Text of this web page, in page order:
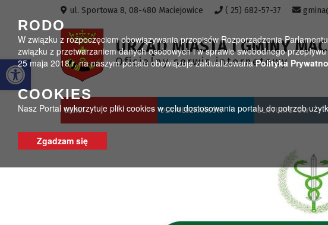
Otwórz pasek narzędzi
RODO
W związku z rozpoczęciem obowiązywania przepisów Rozporządzenia
związku z przetwarzaniem danych osobowych i w sprawie swobodnego
25 maja 2018 r. na naszym portalu obowiązuje zaktualizowanaPolityka
COOKIES
Nasz Portal wykorzytuje pliki cookies w celu dostosowania portalu do potrzeb
Zgadzam się
ul. Sportowa 8, 08-480 Maciejowice ( 25) 682-57-37
URZĄD MIASTA I GMINY
Oficjalny serwis internetowy
GMINA DLA MIESZKAŃCÓW DLA TURYSTÓW